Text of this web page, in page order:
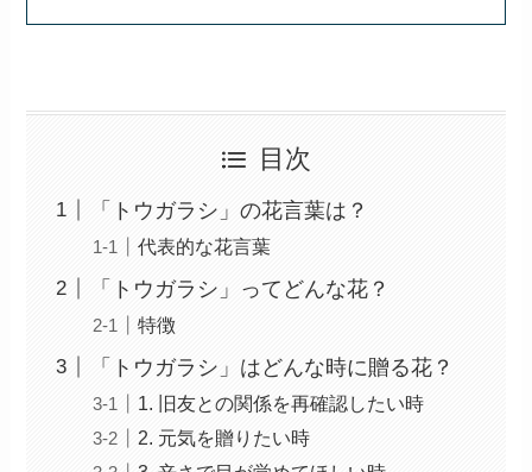
目次
「トウガラシ」の花言葉は？
代表的な花言葉
「トウガラシ」ってどんな花？
特徴
「トウガラシ」はどんな時に贈る花？
1. 旧友との関係を再確認したい時
2. 元気を贈りたい時